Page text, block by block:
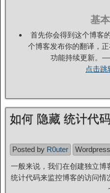
基
首先你会得到这个博客
个博客发布你的翻译，
功能持续更新。
点击跳
如何 隐藏 统计代
Posted by R0uter
Wordpress
一般来说，我们在创建独立博
统计代码来监控博客的访问